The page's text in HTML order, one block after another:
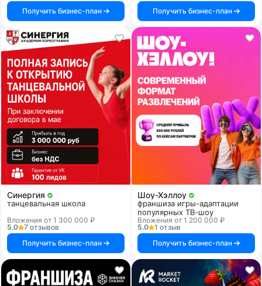
Получить бизнес-план
Получить бизнес-план
Синергия
танцевальная школа
Вложения от 1 300 000 ₽
5.0
7 отзывов
Получить бизнес-план
Шоу-Хэллоу
франшиза игры-адаптации
популярных ТВ-шоу
Вложения от 1 200 000 ₽
5.0
1 отзыв
Получить бизнес-план